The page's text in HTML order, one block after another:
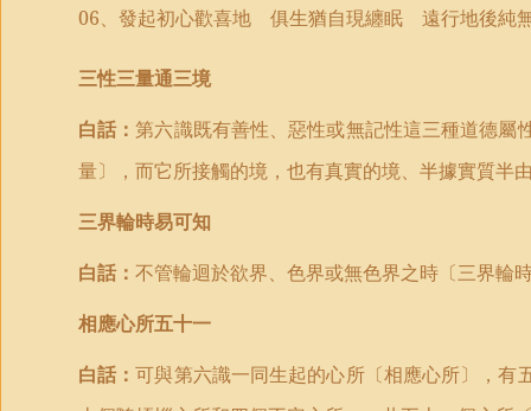
06、發起初心歡喜地 俱生猶自現纏眠 遠行地後純
三性三量通三境
白話：第六識既有善性、惡性或無記性這三種道德
量〕，而它所接觸的境，也有真實的境、半據實質半
三界輪時易可知
白話： 不管輪迴於欲界、色界或無色界之時〔三界輪
相應心所五十一
白話：可與第六識一同生起的心所〔相應心所〕，